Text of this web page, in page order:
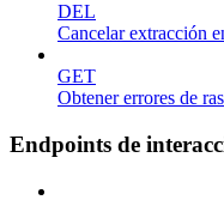
DEL
Cancelar extracción
GET
Obtener errores de
Endpoints de